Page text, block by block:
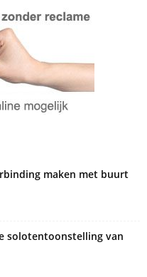
maken met buurt
solotentoonstelling van